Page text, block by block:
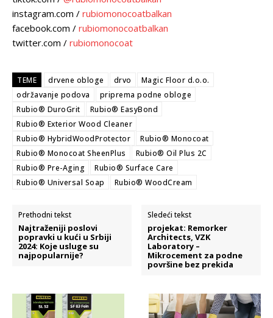
instagram.com / rubiomonocoatbalkan
facebook.com / rubiomonocoatbalkan
twitter.com / rubiomonocoat
TEME drvene obloge drvo
Magic Floor d.o.o.
održavanje podova
priprema podne obloge
Rubio® DuroGrit
Rubio® EasyBond
Rubio® Exterior Wood Cleaner
Rubio® HybridWoodProtector
Rubio® Monocoat
Rubio® Monocoat SheenPlus
Rubio® Oil Plus 2C
Rubio® Pre-Aging
Rubio® Surface Care
Rubio® Universal Soap
Rubio® WoodCream
Prethodni tekst
Najtraženiji poslovi
popravki u kući u Srbiji
2024: Koje usluge su
najpopularnije?
Sledeći tekst
projekat: Remorker
Architects, VZK
Laboratory –
Mikrocement za podne
površine bez prekida